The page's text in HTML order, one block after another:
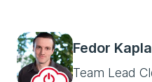
Fedor
Team Lead